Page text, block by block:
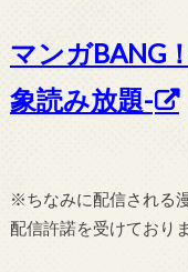
マンガBANG
象読み放題-
※ちなみに配信される
配信許諾を受けており